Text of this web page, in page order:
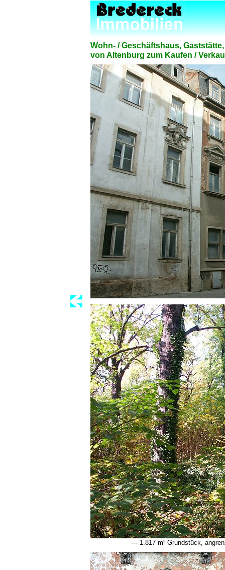
Wohn- / Geschäftshaus,
von Altenburg zum Kaufen /
--- 1.817 m² Grundstück,